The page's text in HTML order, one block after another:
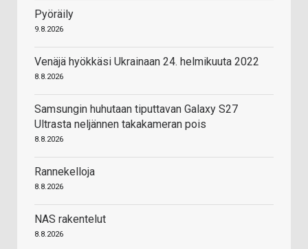
Pyöräily
9.8.2026
Venäjä hyökkäsi Ukrainaan 24. helmikuuta 2022
8.8.2026
Samsungin huhutaan tiputtavan Galaxy S27
Ultrasta neljännen takakameran pois
8.8.2026
Rannekelloja
8.8.2026
NAS rakentelut
8.8.2026